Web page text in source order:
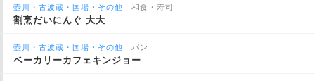
壺川・古波蔵・国場・その他 | 和食・寿司
割烹だいにんぐ 大大
壺川・古波蔵・国場・その他 | パン
ベーカリーカフェキンジョー